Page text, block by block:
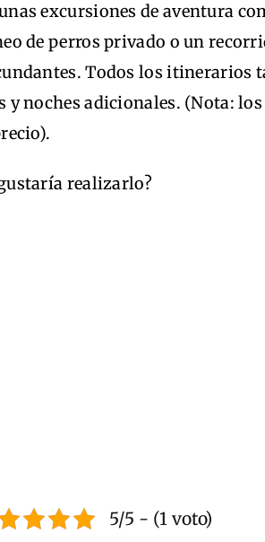
excursiones de aventura
de perros privado o un
Todos los itinerarios
y noches adicionales. (Nota:
realizarlo?
5/5 - (1 voto)